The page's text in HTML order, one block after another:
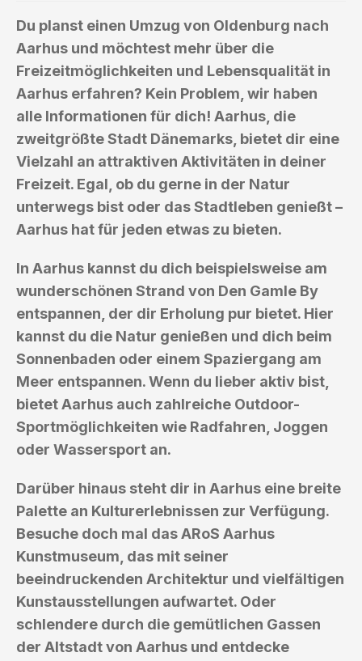
Du planst einen Umzug von Oldenburg nach
Aarhus und möchtest mehr über die
Freizeitmöglichkeiten und Lebensqualität in
Aarhus erfahren? Kein Problem, wir haben
alle Informationen für dich! Aarhus, die
zweitgrößte Stadt Dänemarks, bietet dir eine
Vielzahl an attraktiven Aktivitäten in deiner
Freizeit. Egal, ob du gerne in der Natur
unterwegs bist oder das Stadtleben genießt –
Aarhus hat für jeden etwas zu bieten.
In Aarhus kannst du dich beispielsweise am
wunderschönen Strand von Den Gamle By
entspannen, der dir Erholung pur bietet. Hier
kannst du die Natur genießen und dich beim
Sonnenbaden oder einem Spaziergang am
Meer entspannen. Wenn du lieber aktiv bist,
bietet Aarhus auch zahlreiche Outdoor-
Sportmöglichkeiten wie Radfahren, Joggen
oder Wassersport an.
Darüber hinaus steht dir in Aarhus eine breite
Palette an Kulturerlebnissen zur Verfügung.
Besuche doch mal das ARoS Aarhus
Kunstmuseum, das mit seiner
beeindruckenden Architektur und vielfältigen
Kunstausstellungen aufwartet. Oder
schlendere durch die gemütlichen Gassen
der Altstadt von Aarhus und entdecke